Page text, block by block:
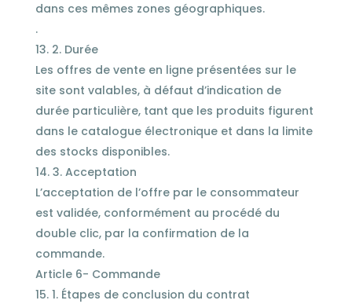
dans ces mêmes zones géographiques.
.
2. Durée
Les offres de vente en ligne présentées sur le
site sont valables, à défaut d’indication de
durée particulière, tant que les produits figurent
dans le catalogue électronique et dans la limite
des stocks disponibles.
3. Acceptation
L’acceptation de l’offre par le consommateur
est validée, conformément au procédé du
double clic, par la confirmation de la
commande.
Article 6- Commande
1. Étapes de conclusion du contrat